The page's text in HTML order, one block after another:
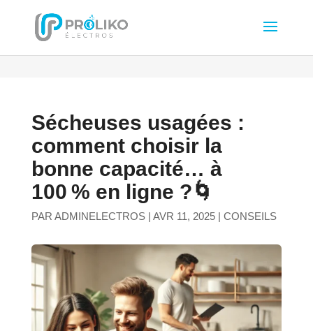
Sécheuses usagées :
comment choisir la
bonne capacité… à
100 % en ligne ?🌀
PAR ADMINELECTROS| AVR 11, 2025| CONSEILS